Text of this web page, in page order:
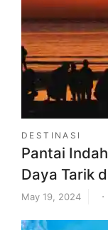
DESTINASI
Pantai
Daya Tarik
May 19, 2024